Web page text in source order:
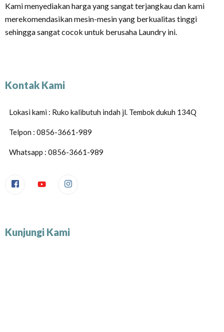
Kami menyediakan harga yang sangat terjangkau dan kami
merekomendasikan mesin-mesin yang berkualitas tinggi
sehingga sangat cocok untuk berusaha Laundry ini.
Kontak Kami
Lokasi kami : Ruko kalibutuh indah jl. Tembok dukuh 134Q
Telpon : 0856-3661-989
Whatsapp : 0856-3661-989
Kunjungi Kami